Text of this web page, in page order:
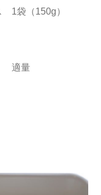
1袋（150g）
適量